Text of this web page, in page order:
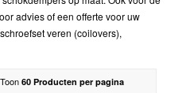
advies of een offerte voor uw
veren (coilovers),
Toon 60 Producten per pagina